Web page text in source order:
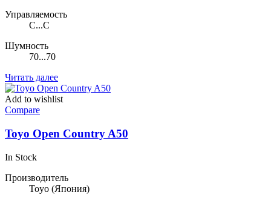
Управляемость
C...C
Шумность
70...70
Читать далее
Add to wishlist
Compare
Toyo Open Country A50
In Stock
Производитель
Toyo (Япония)